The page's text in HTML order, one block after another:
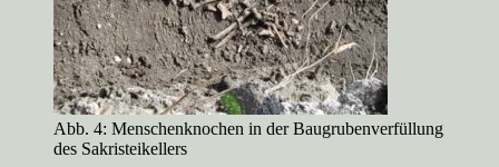
Abb. 4: Menschenknochen in der Baugrubenverfüllung
des Sakristeikellers